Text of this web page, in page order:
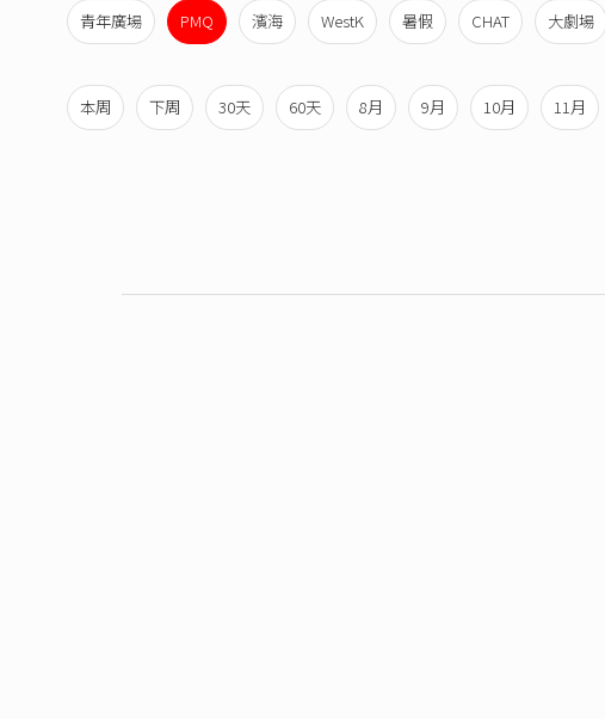
青年廣場 PMQ 濱海 WestK 暑假 CHAT 大劇場
本周 下周 30天 60天 8月 9月 10月 11月